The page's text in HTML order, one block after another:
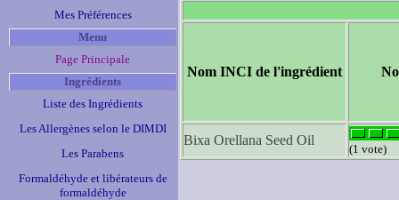
Mes Préférences
Menu
Page Principale
Ingrédients
Liste des Ingrédients
Les Allergènes selon le DIMDI
Les Parabens
Formaldéhyde et libérateurs de
formaldéhyde
Nom INCI de l'ingrédient
Bixa Orellana Seed Oil
(1 vote)